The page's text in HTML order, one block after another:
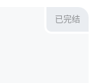
已完结